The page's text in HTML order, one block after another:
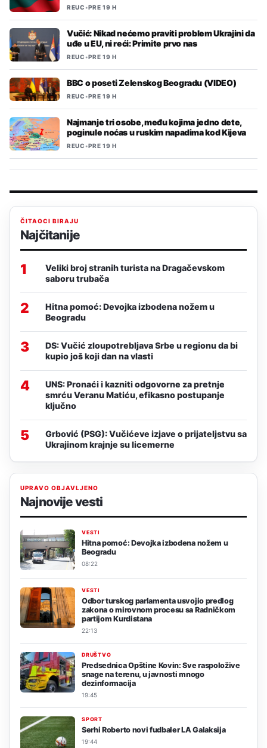
REUC•PRE 19 H
Vučić: Nikad nećemo praviti problem Ukrajini da
uđe u EU, ni reći: Primite prvo nas
REUC•PRE 19 H
BBC o poseti Zelenskog Beogradu (VIDEO)
REUC•PRE 19 H
Najmanje tri osobe, među kojima jedno dete,
poginule noćas u ruskim napadima kod Kijeva
REUC•PRE 19 H
ČITAOCI BIRAJU
Najčitanije
1
Veliki broj stranih turista na Dragačevskom
saboru trubača
2
Hitna pomoć: Devojka izbodena nožem u
Beogradu
3
DS: Vučić zloupotrebljava Srbe u regionu da bi
kupio još koji dan na vlasti
4
UNS: Pronaći i kazniti odgovorne za pretnje
smrću Veranu Matiću, efikasno postupanje
ključno
5
Grbović (PSG): Vučićeve izjave o prijateljstvu sa
Ukrajinom krajnje su licemerne
UPRAVO OBJAVLJENO
Najnovije vesti
VESTI
Hitna pomoć: Devojka izbodena nožem u
Beogradu
08:22
VESTI
Odbor turskog parlamenta usvojio predlog
zakona o mirovnom procesu sa Radničkom
partijom Kurdistana
22:13
DRUŠTVO
Predsednica Opštine Kovin: Sve raspoložive
snage na terenu, u javnosti mnogo
dezinformacija
19:45
SPORT
Serhi Roberto novi fudbaler LA Galaksija
19:44